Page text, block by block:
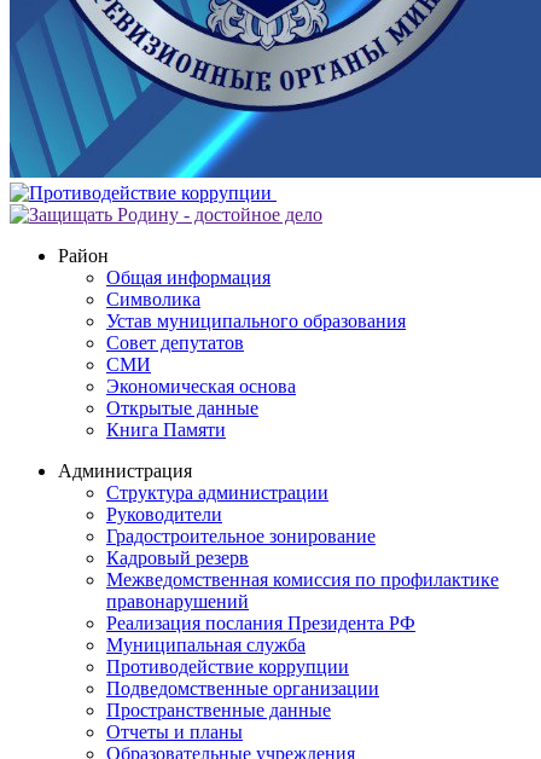
Район
Общая информация
Символика
Устав муниципального образования
Совет депутатов
СМИ
Экономическая основа
Открытые данные
Книга Памяти
Администрация
Структура администрации
Руководители
Градостроительное зонирование
Кадровый резерв
Межведомственная комиссия по профилактике
правонарушений
Реализация послания Президента РФ
Муниципальная служба
Противодействие коррупции
Подведомственные организации
Пространственные данные
Отчеты и планы
Образовательные учреждения